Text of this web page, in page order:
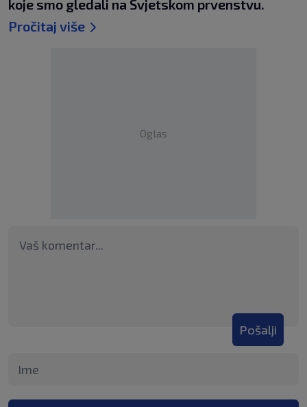
koje smo gledali na Svjetskom prvenstvu.
Pročitaj više
Oglas
Pošalji